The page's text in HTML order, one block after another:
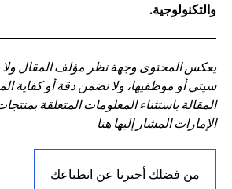
والتكنولوجية.
يعكس المحتوى وجهة نظر مؤلف المقال ولا
سيتي أو موظفيها، ولا نضمن دقة أو كفاية
المقالة باستثناء المعلومات المتعلقة
الإمارات المشار إليها هنا
من فضلك أخبرنا عن انطباعك